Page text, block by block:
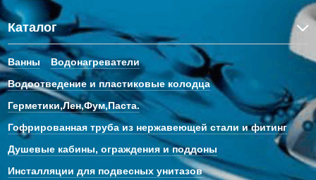
Каталог
Ванны
Водонагреватели
Водоотведение и пластиковые колодца
Герметики,Лен,Фум,Паста.
Гофрированная труба из нержавеющей стали и фитинг
Душевые кабины, ограждения и поддоны
Инсталляции для подвесных унитазов